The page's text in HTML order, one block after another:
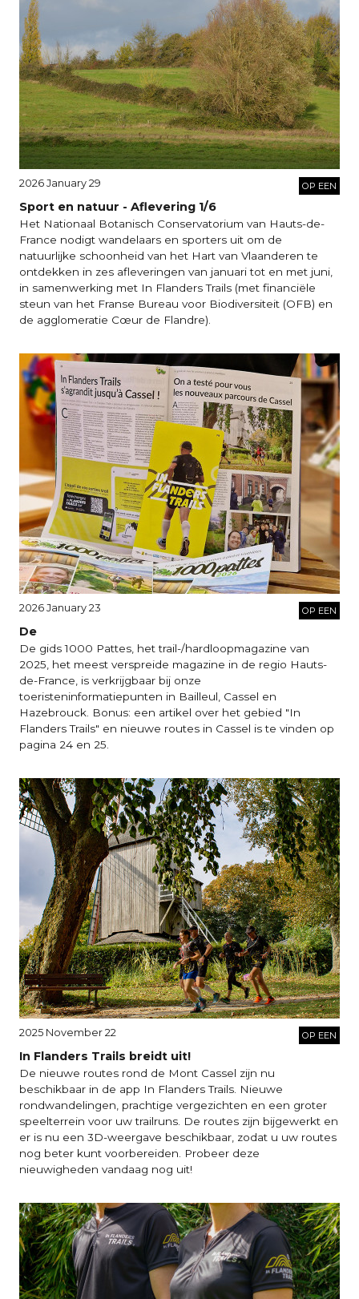
2026 January 29 OP EEN
Sport en natuur - Aflevering 1/6
Het Nationaal Botanisch Conservatorium van Hauts-de-
France nodigt wandelaars en sporters uit om de
natuurlijke schoonheid van het Hart van Vlaanderen te
ontdekken in zes afleveringen van januari tot en met juni,
in samenwerking met In Flanders Trails (met financiële
steun van het Franse Bureau voor Biodiversiteit (OFB) en
de agglomeratie Cœur de Flandre).
2026 January 23 OP EEN
De
De gids 1000 Pattes, het trail-/hardloopmagazine van
2025, het meest verspreide magazine in de regio Hauts-
de-France, is verkrijgbaar bij onze
toeristeninformatiepunten in Bailleul, Cassel en
Hazebrouck. Bonus: een artikel over het gebied "In
Flanders Trails" en nieuwe routes in Cassel is te vinden op
pagina 24 en 25.
2025 November 22 OP EEN
In Flanders Trails breidt uit!
De nieuwe routes rond de Mont Cassel zijn nu
beschikbaar in de app In Flanders Trails. Nieuwe
rondwandelingen, prachtige vergezichten en een groter
speelterrein voor uw trailruns. De routes zijn bijgewerkt en
er is nu een 3D-weergave beschikbaar, zodat u uw routes
nog beter kunt voorbereiden. Probeer deze
nieuwigheden vandaag nog uit!